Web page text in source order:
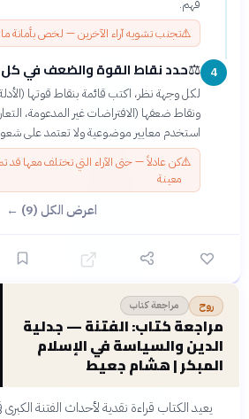
فهم.
⚠️تجنب تشويه آراء الآخرين — لخص بأمانة ما
4
⚖️حدد نقاط القوة والضعف في
لكل وجهة نظر، اكتب قائمة بنقاط قوتها
ونقاط ضعفها (الافتراضات غير المدعومة،
استخدم معايير موضوعية ولا تعتمد على
⚠️كن عادلاً — حتى الآراء التي تختلف معها
معينة
اعرض الكل (9) ←
روح مراجعة كتاب
مراجعة كتاب: الفتنة — جدلية
الدين والسياسة في الإسلام
المبكر | هشام جعيط
يعيد الكتاب قراءة نقدية لأحداث الفتنة